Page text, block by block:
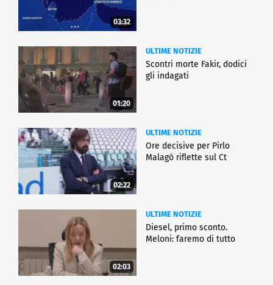
03:32
01:20
ULTIME NOTIZIE
Scontri morte Fakir, dodici
gli indagati
02:22
ULTIME NOTIZIE
Ore decisive per Pirlo
Malagò riflette sul Ct
02:03
ULTIME NOTIZIE
Diesel, primo sconto.
Meloni: faremo di tutto